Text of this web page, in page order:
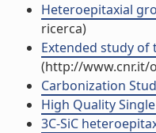
Heteroepitaxial
ricerca)
Extended study
(http://www.cnr.it/
Carbonization
High Quality
3C-SiC